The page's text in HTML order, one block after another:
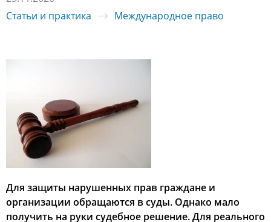
Статьи и практика
Международное право
Для защиты нарушенных прав граждане и
организации обращаются в суды. Однако мало
получить на руки судебное решение. Для реального